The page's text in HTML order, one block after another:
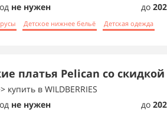
не нужен до
Детское нижнее бельё Детская одежда
платья Pelican со
купить в WILDBERRIES
не нужен до